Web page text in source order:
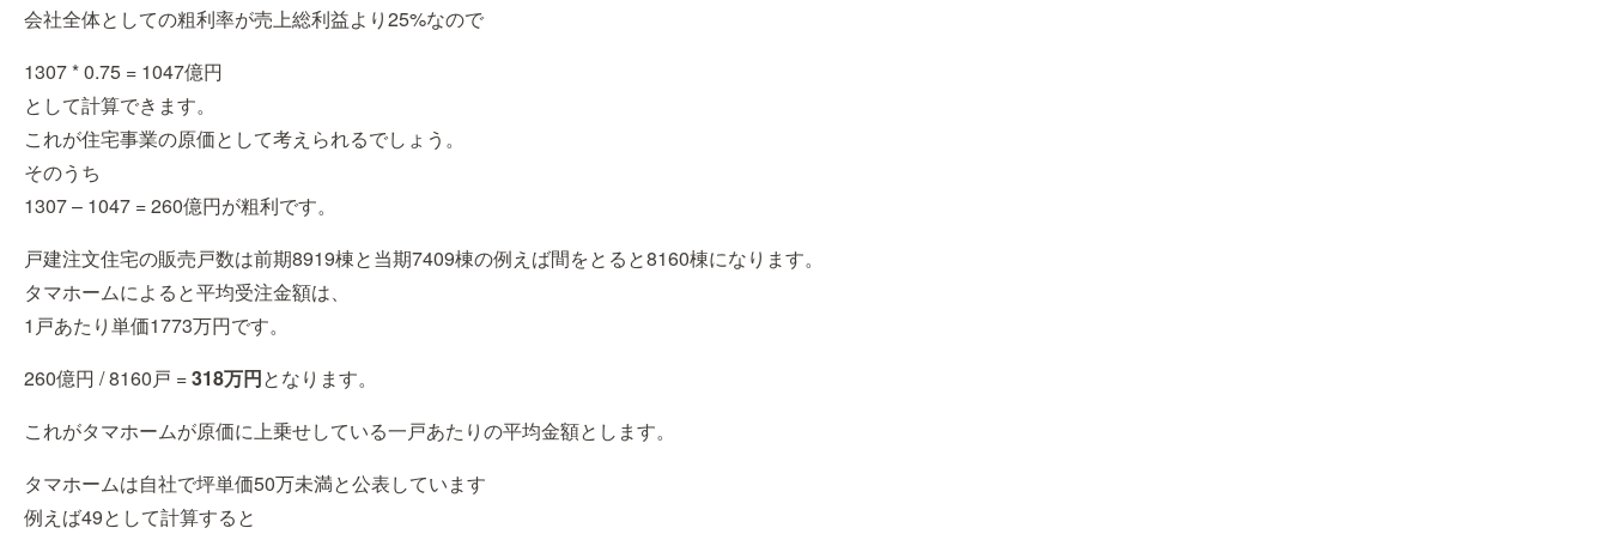
会社全体としての粗利率が売上総利益より25%なので
1307 * 0.75 = 1047億円
として計算できます。
これが住宅事業の原価として考えられるでしょう。
そのうち
1307 – 1047 = 260億円が粗利です。
戸建注文住宅の販売戸数は前期8919棟と当期7409棟の例えば間をとると8160棟になります。
タマホームによると平均受注金額は、
1戸あたり単価1773万円です。
260億円 / 8160戸 =318万円となります。
これがタマホームが原価に上乗せしている一戸あたりの平均金額とします。
タマホームは自社で坪単価50万未満と公表しています
例えば49として計算すると